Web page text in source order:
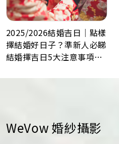
2025/2026結婚吉日｜點樣
擇結婚好日子？準新人必睇
結婚擇吉日5大注意事項！
WeVow 婚紗攝影